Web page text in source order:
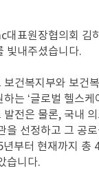
대표원장협의회 김
빛내주셨습니다.
건복지부와 보건
는 ‘글로벌 헬스케
전은 물론, 국내 의
을 선정하고 그 공
부터 현재까지 총
습니다.